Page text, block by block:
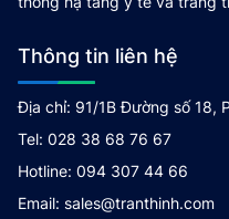
Thông tin liên hệ
Địa chỉ: 91/1B Đường số 18,
Tel: 028 38 68 76 67
Hotline: 094 307 44 66
Email: sales@tranthinh.com